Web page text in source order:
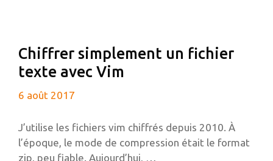
Chiffrer simplement un fichier
texte avec Vim
6 août 2017
J’utilise les fichiers vim chiffrés depuis 2010. À
l’époque, le mode de compression était le format
zip, peu fiable. Aujourd’hui, …